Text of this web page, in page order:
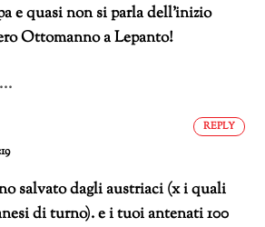
e quasi non si parla dell’inizio
Ottomanno a Lepanto!
salvato dagli austriaci (x i quali
di turno).e i tuoi antenati 100
REPLY